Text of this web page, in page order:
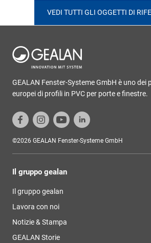
VEDI TUTTI GLI OGGETTI DI
GEALAN Fenster-Systeme GmbH è uno
europei di profili in PVC per porte e finestre.
©2026 GEALAN Fenster-Systeme GmbH
Il gruppo gealan
Il gruppo gealan
Lavora con noi
Notizie & Stampa
GEALAN Storie